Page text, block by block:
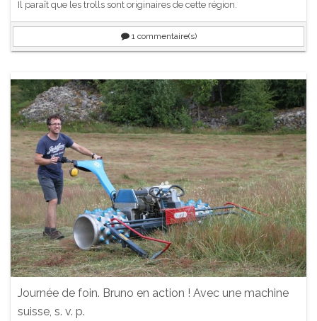
Il paraît que les trolls sont originaires de cette région.
1commentaire(s)
Journée de foin. Bruno en action ! Avec une machine
suisse, s. v. p.